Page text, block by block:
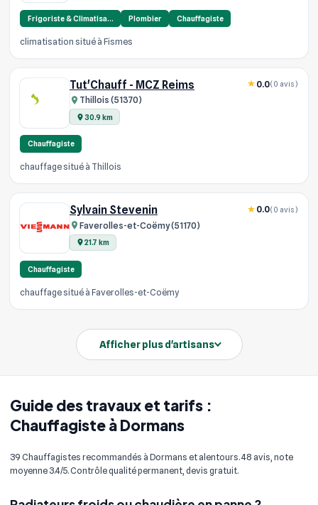
Guide des travaux et tarifs :
Chauffagiste à Dormans
39 Chauffagistes recommandés à Dormans et alentours. 48 avis, note
moyenne 3.4/5. Contrôle qualité permanent, devis gratuit.
Frigoriste & Climatisa… Plombier Chauffagiste
climatisation situé à Fismes
Tut'Chauff - MCZ Reims
Thillois (51370)
30.9 km
0.0(0 avis)
Chauffagiste
chauffage situé à Thillois
Sylvain Stevenin
Faverolles-et-Coëmy (51170)
21.7 km
0.0(0 avis)
Chauffagiste
chauffage situé à Faverolles-et-Coëmy
Afficher plus d'artisans